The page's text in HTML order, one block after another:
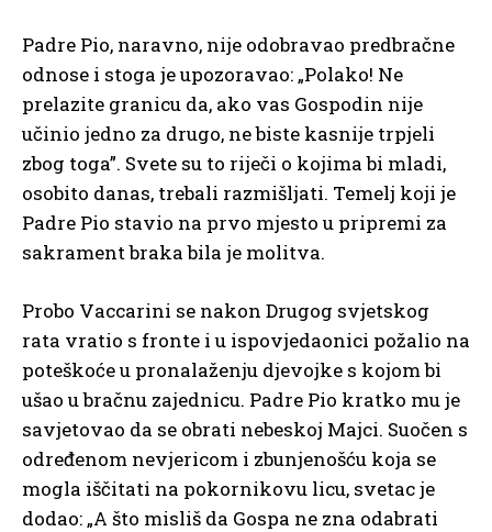
Padre Pio, naravno, nije odobravao predbračne
odnose i stoga je upozoravao: „Polako! Ne
prelazite granicu da, ako vas Gospodin nije
učinio jedno za drugo, ne biste kasnije trpjeli
zbog toga”. Svete su to riječi o kojima bi mladi,
osobito danas, trebali razmišljati. Temelj koji je
Padre Pio stavio na prvo mjesto u pripremi za
sakrament braka bila je molitva.
Probo Vaccarini se nakon Drugog svjetskog
rata vratio s fronte i u ispovjedaonici požalio na
poteškoće u pronalaženju djevojke s kojom bi
ušao u bračnu zajednicu. Padre Pio kratko mu je
savjetovao da se obrati nebeskoj Majci. Suočen s
određenom nevjericom i zbunjenošću koja se
mogla iščitati na pokornikovu licu, svetac je
dodao: „A što misliš da Gospa ne zna odabrati